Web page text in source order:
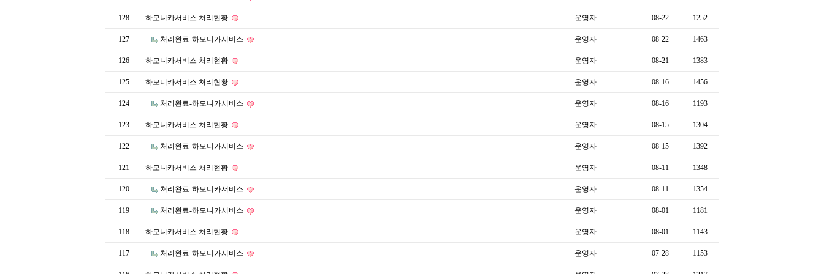
128 하모니카서비스 처리현황 운영자 08-22 1252
127 처리완료-하모니카서비스 운영자 08-22 1463
126 하모니카서비스 처리현황 운영자 08-21 1383
125 하모니카서비스 처리현황 운영자 08-16 1456
124 처리완료-하모니카서비스 운영자 08-16 1193
123 하모니카서비스 처리현황 운영자 08-15 1304
122 처리완료-하모니카서비스 운영자 08-15 1392
121 하모니카서비스 처리현황 운영자 08-11 1348
120 처리완료-하모니카서비스 운영자 08-11 1354
119 처리완료-하모니카서비스 운영자 08-01 1181
118 하모니카서비스 처리현황 운영자 08-01 1143
117 처리완료-하모니카서비스 운영자 07-28 1153